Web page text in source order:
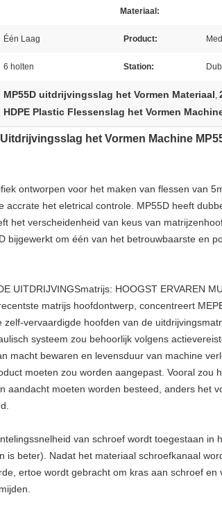
Materiaal:
Één Laag Product:
6 holten Station:
MP55D uitdrijvingsslag het Vormen Materiaal,
HDPE Plastic Flessenslag het Vormen
het Vormen Machine
ontworpen voor het maken van flessen van
accrate het eletrical controle. MP55D heeft
het verscheidenheid van keus van
bijgewerkt om één van het betrouwbaarste en
UITDRIJVINGSmatrijs: HOOGST ERVAREN
matrijs hoofdontwerp, concentreert
zelf-vervaardigde hoofden van de
systeem zou behoorlijk volgens
macht bewaren en levensduur van machine
moeten zou worden aangepast. Vooral zou
aandacht moeten worden besteed, anders het
van schroef wordt toegestaan in
is beter). Nadat het materiaal schroefkanaal
ertoe wordt gebracht om kras aan schroef